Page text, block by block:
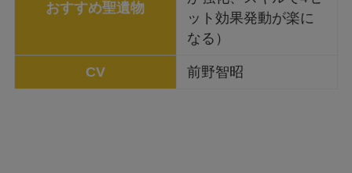
おすすめ聖遺物
ット効果発動が楽に
なる）
CV 前野智昭